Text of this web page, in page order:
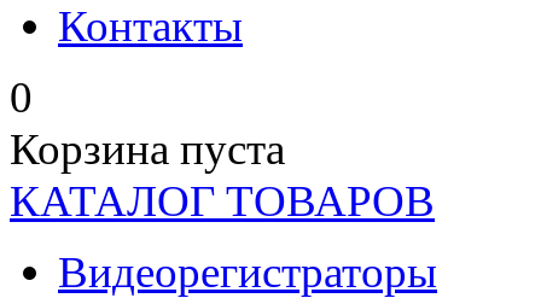
Контакты
0
Корзина пуста
КАТАЛОГ ТОВАРОВ
Видеорегистраторы